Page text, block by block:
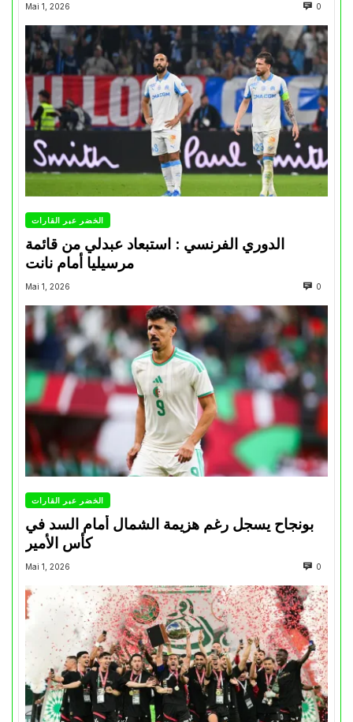
Mai 1, 2026 0
الخضر عبر القارات
الدوري الفرنسي : استبعاد عبدلي من قائمة
مرسيليا أمام نانت
Mai 1, 2026 0
الخضر عبر القارات
بونجاح يسجل رغم هزيمة الشمال أمام السد في
كأس الأمير
Mai 1, 2026 0